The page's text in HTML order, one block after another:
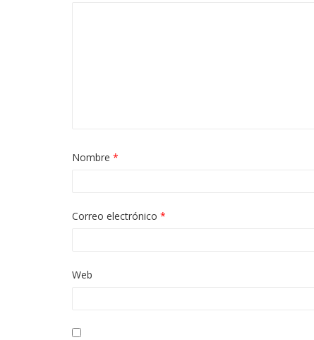
Nombre *
Correo electrónico *
Web